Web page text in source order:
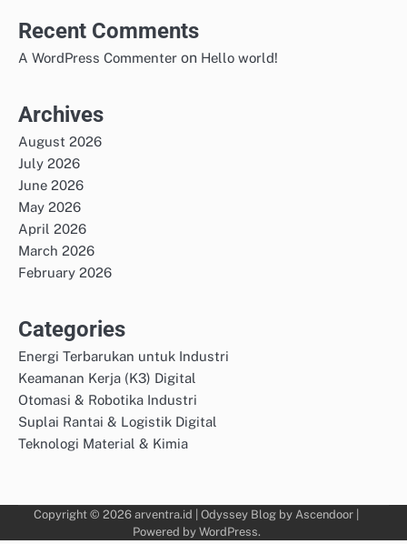
Recent Comments
A WordPress Commenter on Hello world!
Archives
August 2026
July 2026
June 2026
May 2026
April 2026
March 2026
February 2026
Categories
Energi Terbarukan untuk Industri
Keamanan Kerja (K3) Digital
Otomasi & Robotika Industri
Suplai Rantai & Logistik Digital
Teknologi Material & Kimia
Copyright © 2026 arventra.id | Odyssey Blog by Ascendoor
Powered by WordPress.